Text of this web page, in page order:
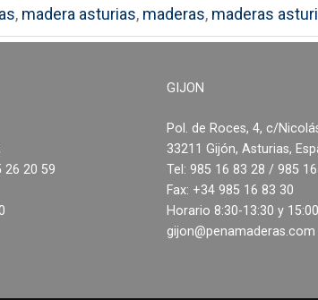
, madera asturias, maderas, maderas
26 20 59
GIJON
Pol. de Roces, 4, c/
33211 Gijón, Asturias,
Tel: 985 16 83 28 / 985
Fax: +34 985 16 83 30
Horario 8:30-13:30 y
gijon@penamaderas.com